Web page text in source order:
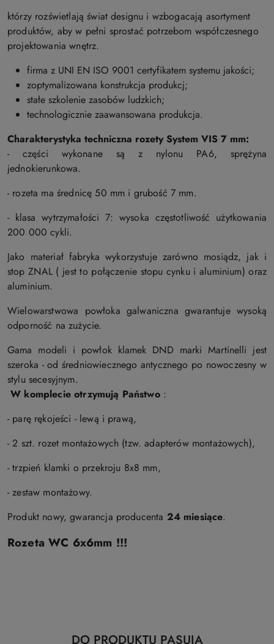
którzy rozświetlają świat designu i wzbogacają asortyment
produktów, aby w pełni sprostać potrzebom współczesnego
projektowania wnętrz.
firma z UNI EN ISO 9001 certyfikatem systemu jakości;
zoptymalizowana konstrukcja produkcj;
stałe szkolenie zasobów ludzkich;
technologicznie zaawansowana produkcja.
Charakterystyka techniczna rozety System VIS 7 mm:
- części wykonane są z nylonu PA6, sprężyna
jednokierunkowa.
- rozeta ma średnicę 50 mm i grubość 7 mm.
- klasa wytrzymałości 7: wysoka częstotliwość użytkowania
200 000 cykli.
Jako materiał fabryka wykorzystuje zarówno mosiądz, jak i
stop ZNAL ( jest to połączenie stopu cynku i aluminium) oraz
aluminium.
Wielowarstwowa powłoka galwaniczna gwarantuje wysoką
odporność na zużycie.
Gama modeli i powłok klamek DND marki Martinelli jest
szeroka - od średniowiecznego antycznego po nowoczesny w
stylu secesyjnym.
W komplecie otrzymują Państwo:
- parę rękojeści - lewą i prawą,
- 2 szt. rozet montażowych (tzw. adapterów montażowych),
- trzpień klamki o przekroju 8x8 mm,
- zestaw montażowy.
Produkt nowy, gwarancja producenta 24 miesiące.
Rozeta WC 6x6mm !!!
Produkty
DO PRODUKTU PASUJĄ